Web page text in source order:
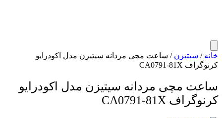
خانه / سیتیزن / ساعت مچی مردانه سیتیزن مدل اکودرایو
کرنوگراف CA0791-81X
ساعت مچی مردانه سیتیزن مدل اکودرایو
کرنوگراف CA0791-81X